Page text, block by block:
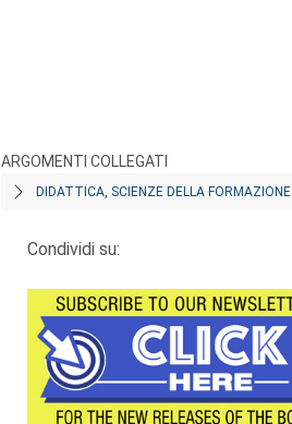
ARGOMENTI COLLEGATI
DIDATTICA, SCIENZE DELLA FORMAZIONE
Condividi su: